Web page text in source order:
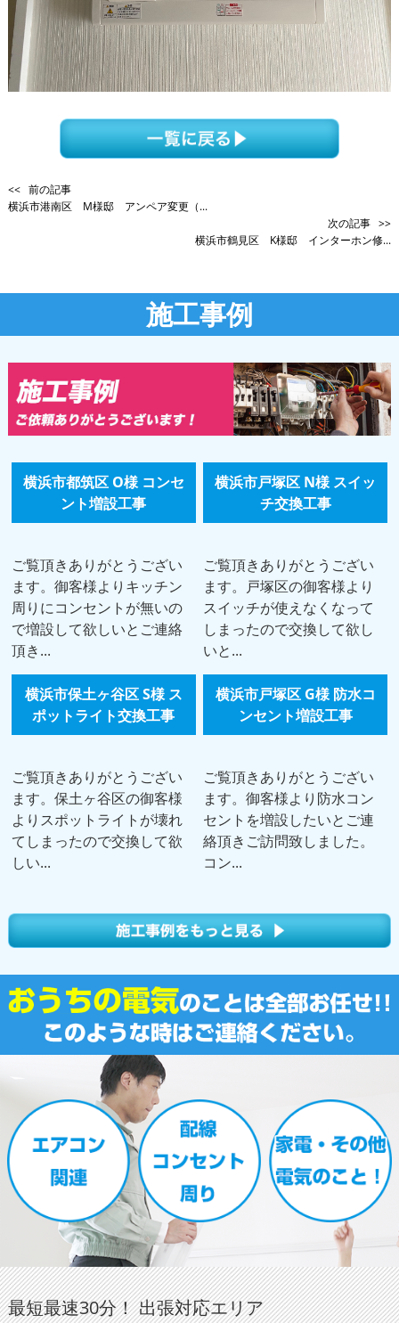
<< 前の記事
横浜市港南区 M様邸 アンペア変更（...
次の記事 >>
横浜市鶴見区 K様邸 インターホン修...
施工事例
横浜市都筑区 O様 コンセ
ント増設工事
ご覧頂きありがとうござい
ます。御客様よりキッチン
周りにコンセントが無いの
で増設して欲しいとご連絡
頂き...
横浜市戸塚区 N様 スイッ
チ交換工事
ご覧頂きありがとうござい
ます。戸塚区の御客様より
スイッチが使えなくなって
しまったので交換して欲し
いと...
横浜市保土ヶ谷区 S様 ス
ポットライト交換工事
ご覧頂きありがとうござい
ます。保土ヶ谷区の御客様
よりスポットライトが壊れ
てしまったので交換して欲
しい...
横浜市戸塚区 G様 防水コ
ンセント増設工事
ご覧頂きありがとうござい
ます。御客様より防水コン
セントを増設したいとご連
絡頂きご訪問致しました。
コン...
最短最速30分！ 出張対応エリア